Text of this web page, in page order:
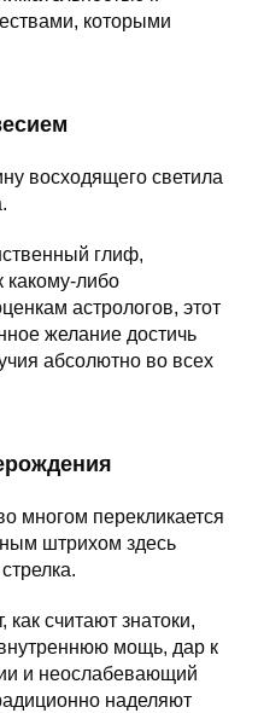
которыми
восходящего светила
глиф,
либо
астрологов, этот
желание достичь
абсолютно во всех
многом перекликается
штрихом здесь
считают знатоки,
мощь, дар к
и неослабевающий
наделяют